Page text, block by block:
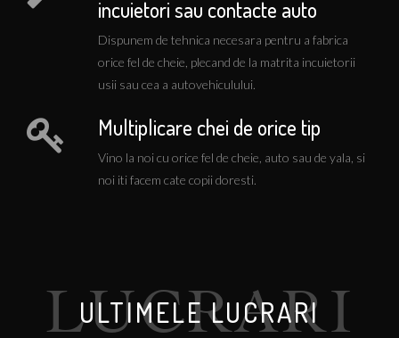
din 24, 365 de zile pe an.
pentru servicii de deblocare si
multiplicare chei auto
incuietori sau contacte auto
Dispunem de tehnica necesara pentru a fabrica
orice fel de cheie, plecand de la matrita incuietorii
usii sau cea a autovehiculului.
Multiplicare chei de orice tip
Vino la noi cu orice fel de cheie, auto sau de yala, si
noi iti facem cate copii doresti.
ULTIMELE LUCRARI